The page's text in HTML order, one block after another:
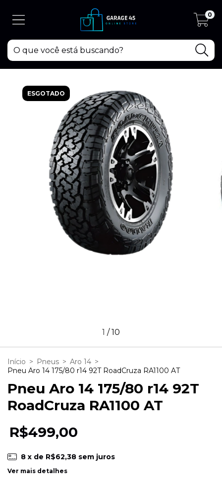
0
ESGOTADO
1 /10
Início > Pneus > Aro 14 >
Pneu Aro 14 175/80 r14 92T RoadCruza RA1100 AT
Pneu Aro 14 175/80 r14 92T
RoadCruza RA1100 AT
R$499,00
8 x de R$62,38 sem juros
Ver mais detalhes